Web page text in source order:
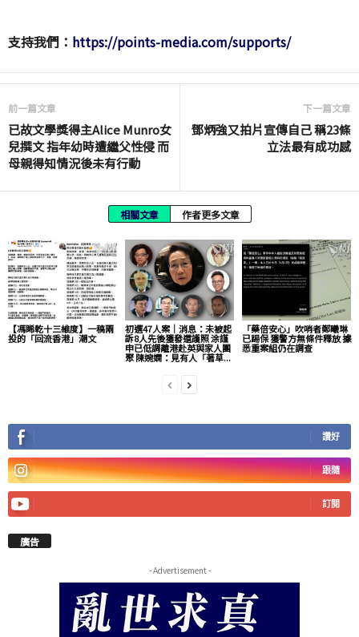
支持我們： https://points-media.com/supports/
前一篇文章
已故文學獎得主Alice Munro女
兒撰文 指年幼時遭繼父性侵 而
母親得知情況後未有行動
下一篇文章
鄧炳強又拍片宣傳自己 稱23條
立法最有成功感
相關文章 作者更多文章
【馮睎乾十三維度】一稿兩
投的「回流香港」潮文
初選47人案｜消息：未被起
訴8人先後獲發還護照 涂謹
申已低調離港赴英與家人團
聚 陳婉嫻：見有人「著草...
「藥倍安心」吹哨者鄭曦琳
已踢保 獲警方無條件釋放 據
悉重案組仍在調查
讚好
跟隨
訂閱
廣告
- Advertisement -